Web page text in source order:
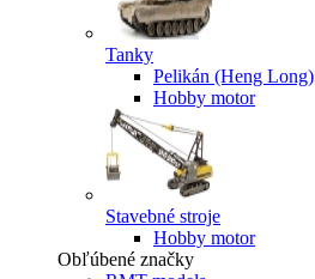
Tanky
Pelikán (Heng Long)
Hobby motor
Stavebné stroje
Hobby motor
Obľúbené značky